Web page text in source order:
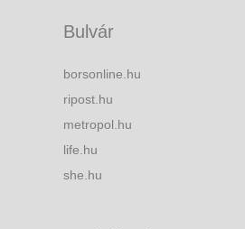
Bulvár
borsonline.hu
ripost.hu
metropol.hu
life.hu
she.hu